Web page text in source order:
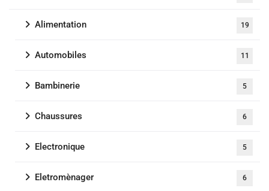
Alimentation 19
Automobiles 11
Bambinerie 5
Chaussures 6
Electronique 5
Eletromènager 6